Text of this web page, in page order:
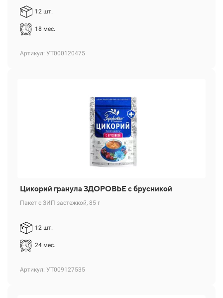
12 шт.
18 мес.
Артикул: УТ000120475
Цикорий гранула ЗДОРОВЬЕ с брусникой
Пакет с ЗИП застежкой, 85 г
12 шт.
24 мес.
Артикул: УТ009127535